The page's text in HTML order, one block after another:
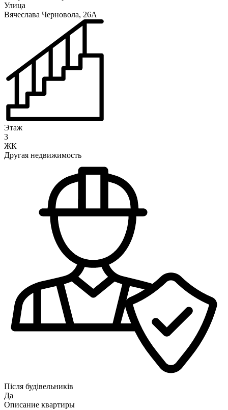
Улица
Вячеслава Черновола, 26А
Этаж
3
ЖК
Другая недвижимость
Після будівельників
Да
Описание квартиры